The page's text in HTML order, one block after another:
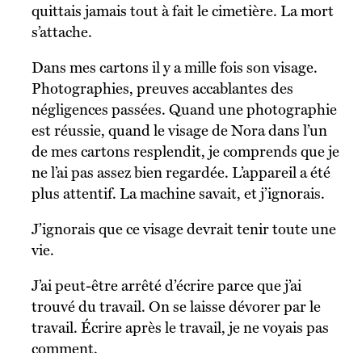
quittais jamais tout à fait le cimetière. La mort
s’attache.
Dans mes cartons il y a mille fois son visage.
Photographies, preuves accablantes des
négligences passées. Quand une photographie
est réussie, quand le visage de Nora dans l’un
de mes cartons resplendit, je comprends que je
ne l’ai pas assez bien regardée. L’appareil a été
plus attentif. La machine savait, et j’ignorais.
J’ignorais que ce visage devrait tenir toute une
vie.
J’ai peut-être arrêté d’écrire parce que j’ai
trouvé du travail. On se laisse dévorer par le
travail. Écrire après le travail, je ne voyais pas
comment.